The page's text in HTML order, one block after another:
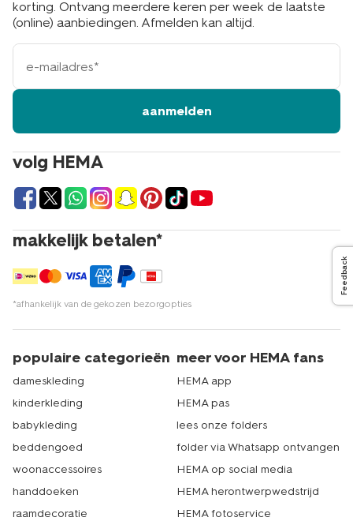
volg HEMA
makkelijk betalen*
*afhankelijk van de gekozen bezorgopties
korting. Ontvang meerdere keren per week de laatste
(online) aanbiedingen. Afmelden kan altijd.
e-
mailadres
aanmelden
populaire categorieën
dameskleding
kinderkleding
babykleding
beddengoed
woonaccessoires
handdoeken
raamdecoratie
meer voor HEMA fans
HEMA app
HEMA pas
lees onze folders
folder via Whatsapp ontvangen
HEMA op social media
HEMA herontwerpwedstrijd
HEMA fotoservice
Feedback